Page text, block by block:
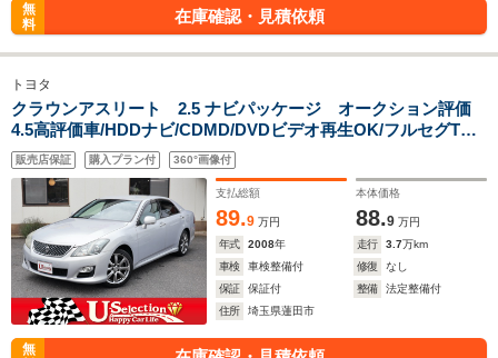
無
料
在庫確認・見積依頼
トヨタ
クラウンアスリート 2.5 ナビパッケージ オークション評価
4.5高評価車/HDDナビ/CDMD/DVDビデオ再生OK/フルセグTV/
キセノン/バックカメラ/ビルトインETC/クルコン/エアロ/リアス
ポ/パワーシート/スマートキー/
販売店保証 購入プラン付 360°画像付
支払総額
89.9 万円
本体価格
88.9 万円
年式
2008年 走行 3.7万km
車検
車検整備付 修復
なし
保証
保証付 整備
法定整備付
住所
埼玉県蓮田市
無